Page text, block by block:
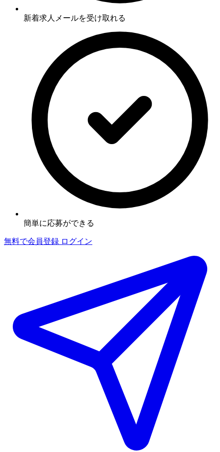
新着求人メールを受け取れる
簡単に応募ができる
無料で会員登録 ログイン